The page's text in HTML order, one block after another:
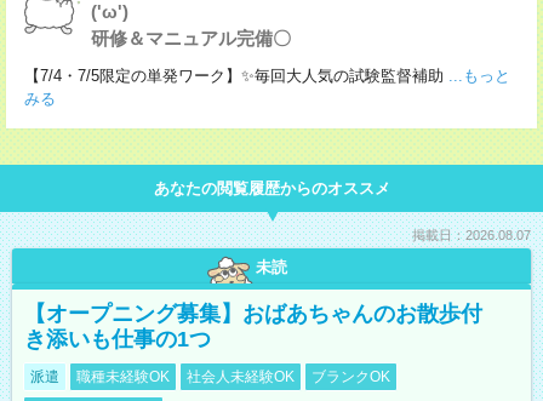
('ω')
研修＆マニュアル完備〇
【7/4・7/5限定の単発ワーク】✨毎回大人気の試験監督補助 ...もっと
みる
あなたの閲覧履歴からのオススメ
掲載日：2026.08.07
未読
【オープニング募集】おばあちゃんのお散歩付
き添いも仕事の1つ
派遣 職種未経験OK 社会人未経験OK
ブランクOK